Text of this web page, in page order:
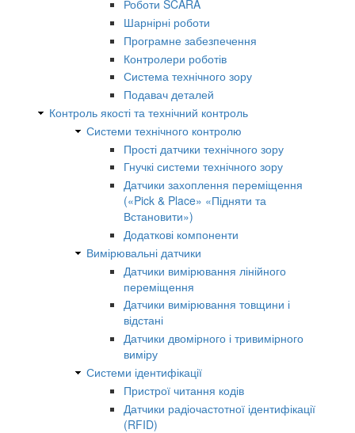
Роботи SCARA
Шарнірні роботи
Програмне забезпечення
Контролери роботів
Система технічного зору
Подавач деталей
Контроль якості та технічний контроль
Системи технічного контролю
Прості датчики технічного зору
Гнучкі системи технічного зору
Датчики захоплення переміщення
(«Pick & Place» «Підняти та
Встановити»)
Додаткові компоненти
Вимірювальні датчики
Датчики вимірювання лінійного
переміщення
Датчики вимірювання товщини і
відстані
Датчики двомірного і тривимірного
виміру
Системи ідентифікації
Пристрої читання кодів
Датчики радіочастотної ідентифікації
(RFID)